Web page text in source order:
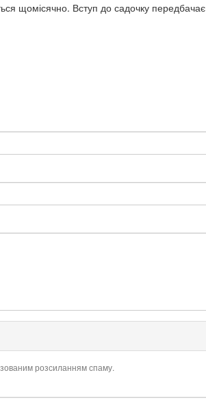
щомісячно. Вступ до садочку передбачає
розсиланням спаму.